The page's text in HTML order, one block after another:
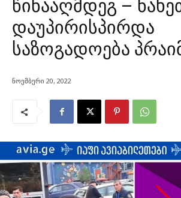
წინააღმდეგ –
დაუპირისპირდა
საზოგადოება
ნოემბერი 20, 2022